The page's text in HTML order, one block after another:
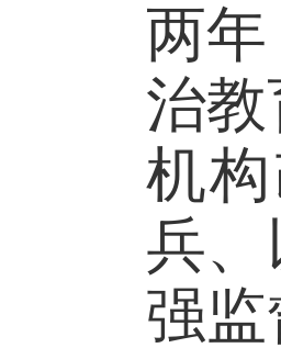
两
治
机
兵
强